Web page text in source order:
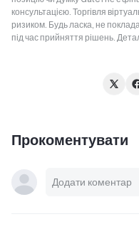
консультацією. Торгівля
ризиком. Будь ласка, не
під час прийняття рішень.
Прокоментувати